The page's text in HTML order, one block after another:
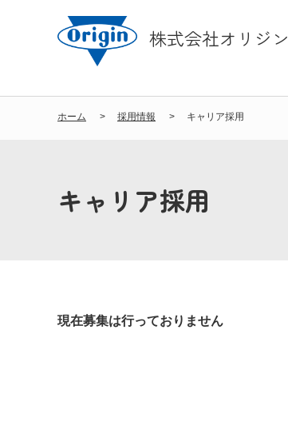
株式会社オリジン
ホーム 採用情報 キャリア採用
キャリア採用
現在募集は行っておりません